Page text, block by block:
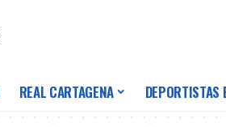
REAL CARTAGENA DEPORTISTAS